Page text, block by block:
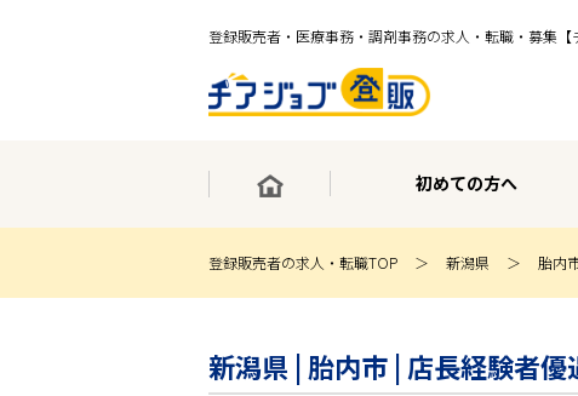
登録販売者・医療事務・調剤事務の求人・転職・募集【
初めての方へ
登録販売者の求人・転職TOP 新潟県 胎内
新潟県 | 胎内市 | 店長経験者